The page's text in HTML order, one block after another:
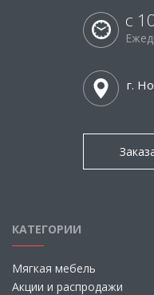
с
г.
КАТЕГОРИИ
Мягкая мебель
Акции и распродажи